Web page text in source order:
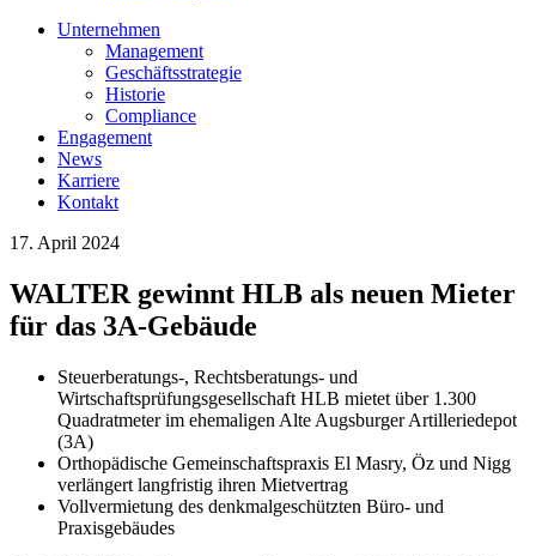
Unternehmen
Management
Geschäftsstrategie
Historie
Compliance
Engagement
News
Karriere
Kontakt
17. April 2024
WALTER gewinnt HLB als neuen Mieter
für das 3A-Gebäude
Steuerberatungs-, Rechtsberatungs- und
Wirtschaftsprüfungsgesellschaft HLB mietet über 1.300
Quadratmeter im ehemaligen Alte Augsburger Artilleriedepot
(3A)
Orthopädische Gemeinschaftspraxis El Masry, Öz und Nigg
verlängert langfristig ihren Mietvertrag
Vollvermietung des denkmalgeschützten Büro- und
Praxisgebäudes